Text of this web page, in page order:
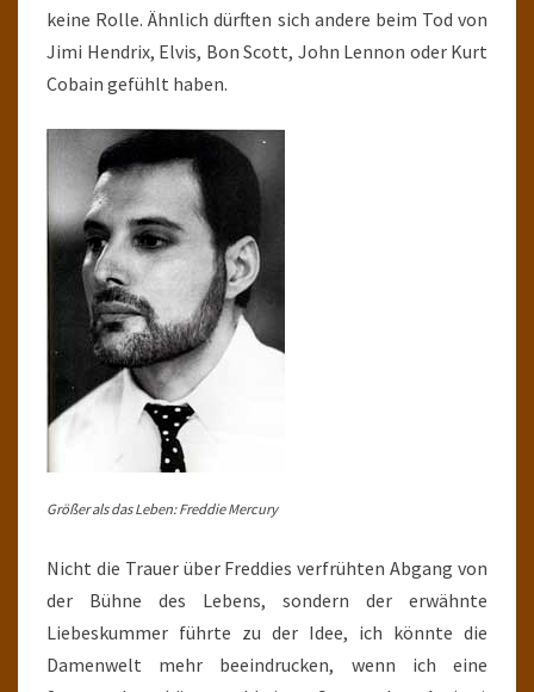
keine Rolle. Ähnlich dürften sich andere beim Tod von
Jimi Hendrix, Elvis, Bon Scott, John Lennon oder Kurt
Cobain gefühlt haben.
Größer als das Leben: Freddie Mercury
Nicht die Trauer über Freddies verfrühten Abgang von
der Bühne des Lebens, sondern der erwähnte
Liebeskummer führte zu der Idee, ich könnte die
Damenwelt mehr beeindrucken, wenn ich eine